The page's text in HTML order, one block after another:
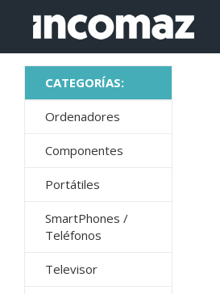
Ordenadores
Componentes
Portátiles
SmartPhones /
Teléfonos
Televisor